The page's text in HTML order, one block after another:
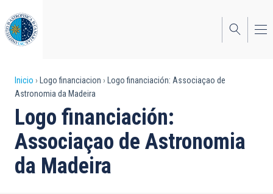
al
contenido
principal
Sobrescribir
enlaces
de
ayuda
a
Inicio Logo financiacion
Logo financiación: Associaçao de
Astronomia da Madeira
Logo financiación:
Associaçao de Astronomia
da Madeira